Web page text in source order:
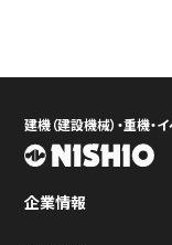
建機（建設機械）・重機
企業情報